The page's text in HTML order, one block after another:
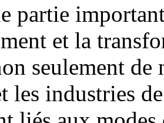
partie
et la
seulement
les industries